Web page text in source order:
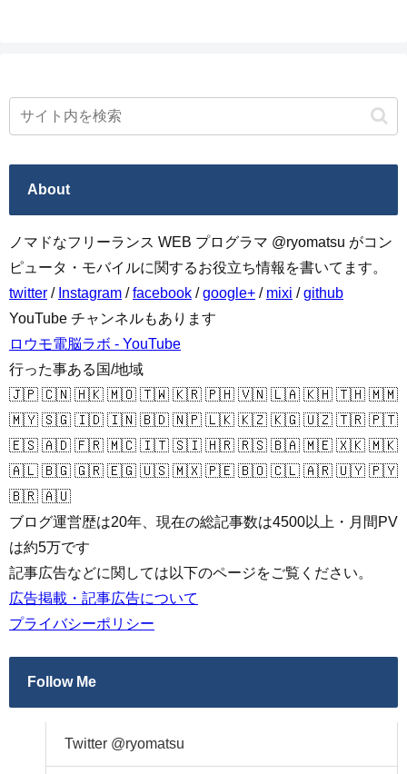
About
ノマドなフリーランス WEB プログラマ @ryomatsu がコン
ピュータ・モバイルに関するお役立ち情報を書いてます。
twitter / Instagram /facebook /google+ / mixi /github
YouTube チャンネルもあります
ロウモ電脳ラボ - YouTube
行った事ある国/地域
🇯🇵 🇨🇳 🇭🇰 🇲🇴 🇹🇼 🇰🇷 🇵🇭 🇻🇳 🇱🇦 🇰🇭 🇹🇭 🇲🇲
🇲🇾 🇸🇬 🇮🇩 🇮🇳 🇧🇩 🇳🇵 🇱🇰 🇰🇿 🇰🇬 🇺🇿 🇹🇷 🇵🇹
🇪🇸 🇦🇩 🇫🇷 🇲🇨 🇮🇹 🇸🇮 🇭🇷 🇷🇸 🇧🇦 🇲🇪 🇽🇰 🇲🇰
🇦🇱 🇧🇬 🇬🇷 🇪🇬 🇺🇸 🇲🇽 🇵🇪 🇧🇴 🇨🇱 🇦🇷 🇺🇾 🇵🇾
🇧🇷 🇦🇺
ブログ運営歴は20年、現在の総記事数は4500以上・月間PV
は約5万です
記事広告などに関しては以下のページをご覧ください。
広告掲載・記事広告について
プライバシーポリシー
Follow Me
Twitter @ryomatsu